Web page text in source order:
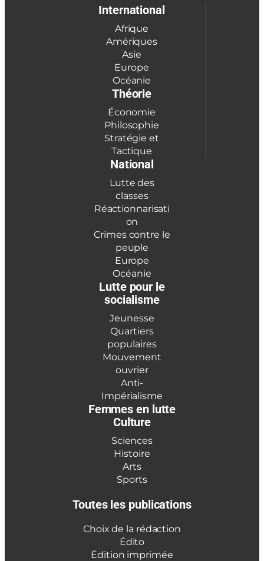
International
Afrique
Amériques
Asie
Europe
Océanie
Théorie
Économie
Philosophie
Stratégie et
Tactique
National
Lutte des
classes
Réactionnarisati
on
Crimes contre le
peuple
Europe
Océanie
Lutte pour le
socialisme
Jeunesse
Quartiers
populaires
Mouvement
ouvrier
Anti-
Impérialisme
Femmes en lutte
Culture
Sciences
Histoire
Arts
Sports
Toutes les publications
Choix de la rédaction
Édito
Édition imprimée